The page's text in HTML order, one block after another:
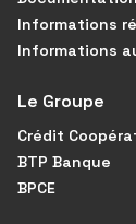
Informations
Informations
Le Groupe
Crédit
BTP Banque
BPCE